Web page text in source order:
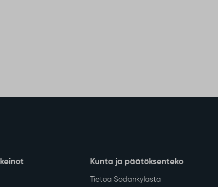
Kunta ja päätöksenteko
Tietoa Sodankylästä